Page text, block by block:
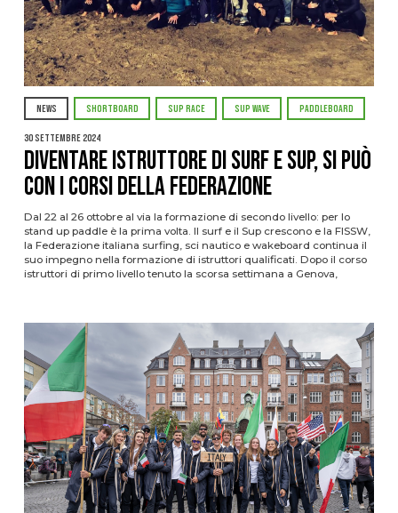
NEWS SHORTBOARD SUP RACE SUP WAVE PADDLEBOARD
30 Settembre 2024
Diventare istruttore di surf e Sup, si può
con i corsi della Federazione
Dal 22 al 26 ottobre al via la formazione di secondo livello: per lo
stand up paddle è la prima volta. Il surf e il Sup crescono e la FISSW,
la Federazione italiana surfing, sci nautico e wakeboard continua il
suo impegno nella formazione di istruttori qualificati. Dopo il corso
istruttori di primo livello tenuto la scorsa settimana a Genova,